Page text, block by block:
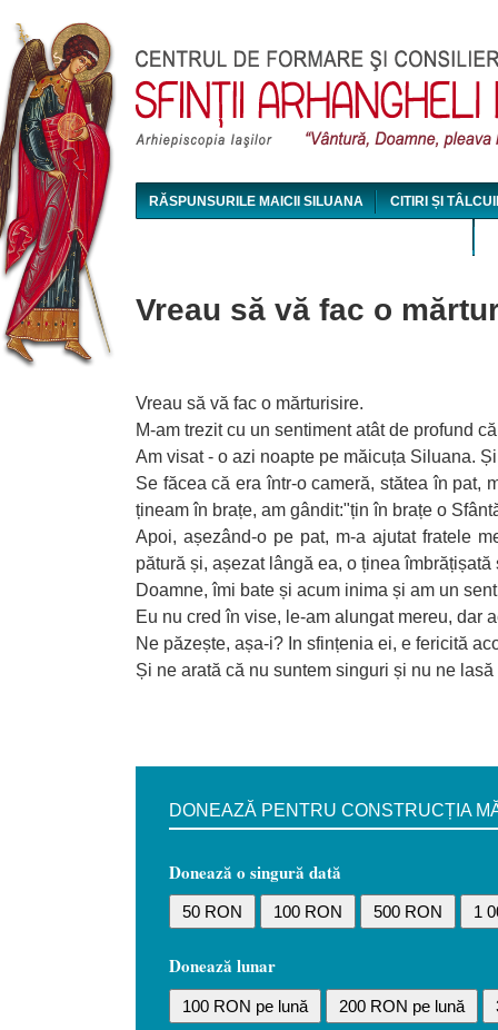
RĂSPUNSURILE MAICII SILUANA CITIRI ȘI
Vreau să vă fac o
Vreau să vă fac o mărturisire.
M-am trezit cu un sentiment atât de profund
Am visat - o azi noapte pe măicuța Siluana.
Se făcea că era într-o cameră, stătea în pat,
țineam în brațe, am gândit:"țin în brațe o
Apoi, așezând-o pe pat, m-a ajutat fratele
pătură și, așezat lângă ea, o ținea
Doamne, îmi bate și acum inima și am un
Eu nu cred în vise, le-am alungat mereu, dar
Ne păzește, așa-i? In sfințenia ei, e fericită
Și ne arată că nu suntem singuri și nu ne
DONEAZĂ PENTRU CONSTRUCȚIA
Donează o singură dată
50 RON 100 RON 500 RON 1
Donează lunar
100 RON pe lună 200 RON pe lună